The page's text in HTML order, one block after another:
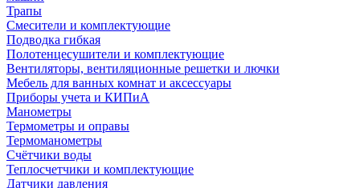
Трапы
Смесители и комплектующие
Подводка гибкая
Полотенцесушители и комплектующие
Вентиляторы, вентиляционные решетки и лючки
Мебель для ванных комнат и аксессуары
Приборы учета и КИПиА
Манометры
Термометры и оправы
Термоманометры
Счётчики воды
Теплосчетчики и комплектующие
Датчики давления